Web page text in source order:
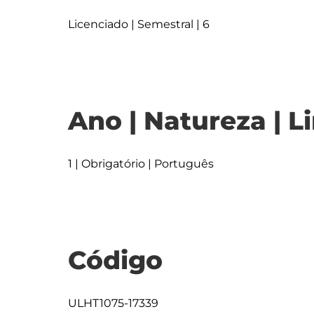
Licenciado | Semestral | 6
Ano | Natureza |
1 | Obrigatório | Português
Código
ULHT1075-17339